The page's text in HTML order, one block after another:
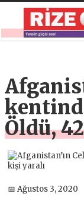
Öldü,
📅 Ağustos 3, 2020